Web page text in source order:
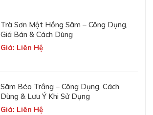
Trà Sơn Mật Hồng Sâm – Công Dụng,
Giá Bán & Cách Dùng
Giá: Liên Hệ
Sâm Béo Trắng – Công Dụng, Cách
Dùng & Lưu Ý Khi Sử Dụng
Giá: Liên Hệ